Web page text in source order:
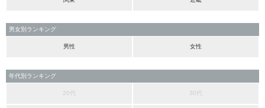
男女別ランキング
男性 女性
年代別ランキング
20代 30代